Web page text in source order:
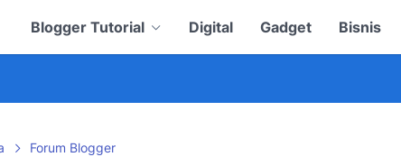
Blogger Tutorial Digital Gadget Bisnis
Forum Blogger